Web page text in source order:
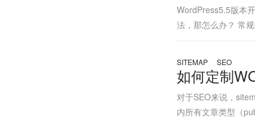
WordPress5.5版本
法，那怎么办？ 常
SITEMAP SEO
如何定制
对于SEO来说，
内所有文章类型（